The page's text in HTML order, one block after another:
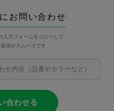
お問い合わせ
入力フォームをコピーして
信がスムーズです
合わせる